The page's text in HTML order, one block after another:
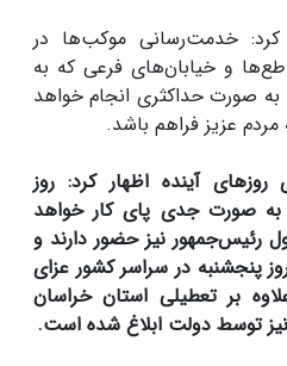
کرد: خدمت‌رسانی موکب‌ها در
و خیابان‌های فرعی که به
صورت حداکثری انجام خواهد
عزیز فراهم باشد.
آینده اظهار کرد: روز
صورت جدی پای کار خواهد
رئیس‌جمهور نیز حضور دارند و
پنجشنبه در سراسر کشور عزای
بر تعطیلی استان خراسان
توسط دولت ابلاغ شده است.